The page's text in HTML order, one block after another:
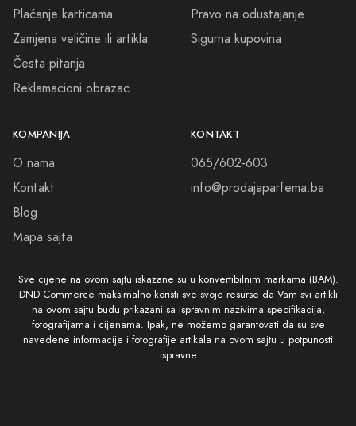
Plaćanje karticama
Zamjena veličine ili artikla
Česta pitanja
Reklamacioni obrazac
Pravo na odustajanje
Sigurna kupovina
KOMPANIJA
O nama
Kontakt
Blog
Mapa sajta
KONTAKT
065/602-603
info@prodajaparfema.ba
Sve cijene na ovom sajtu iskazane su u konvertibilnim markama (BAM).
DND Commerce maksimalno koristi sve svoje resurse da Vam svi artikli
na ovom sajtu budu prikazani sa ispravnim nazivima specifikacija,
fotografijama i cijenama. Ipak, ne možemo garantovati da su sve
navedene informacije i fotografije artikala na ovom sajtu u potpunosti
ispravne